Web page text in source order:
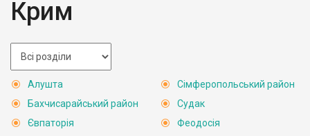
Крим
Алушта
Бахчисарайський район
Євпаторія
Сімферопольський район
Судак
Феодосія